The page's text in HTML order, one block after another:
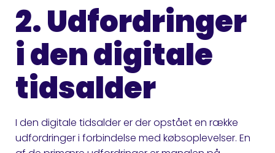
2. Udfordringer
i den digitale
tidsalder
I den digitale tidsalder er der opstået en række
udfordringer i forbindelse med købsoplevelser. En